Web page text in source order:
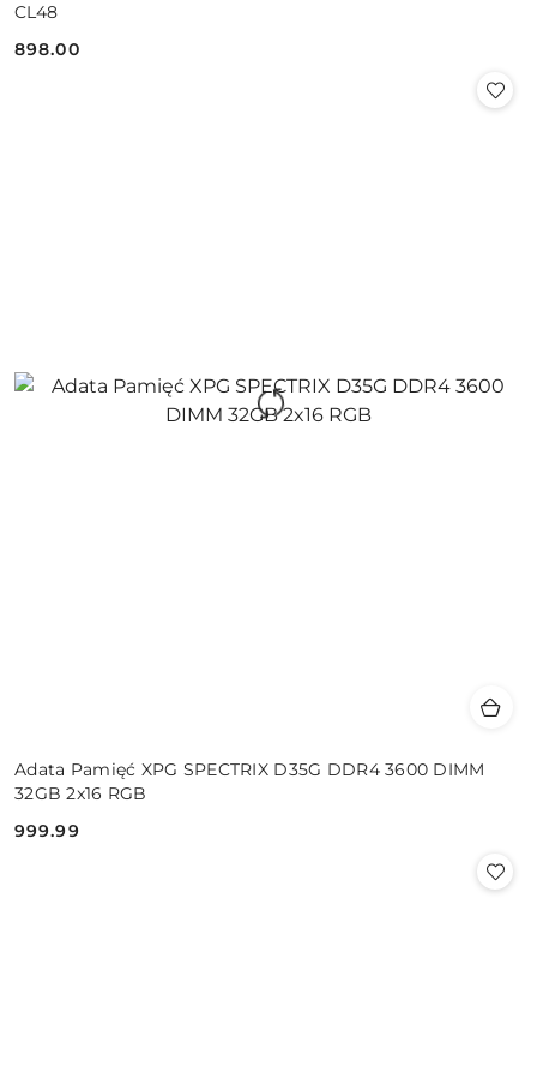
CL48
Cena:
898.00
Adata Pamięć XPG SPECTRIX D35G DDR4 3600 DIMM
32GB 2x16 RGB
Cena:
999.99